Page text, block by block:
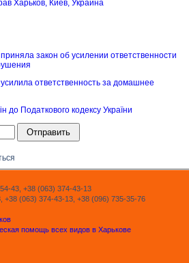
закон об усилении ответственности
ответственность за домашнее
до Податкового кодексу України
43, +38 (063) 374-43-13
(063) 374-43-13, +38 (096) 735-35-76
помощь всех видов в Харькове